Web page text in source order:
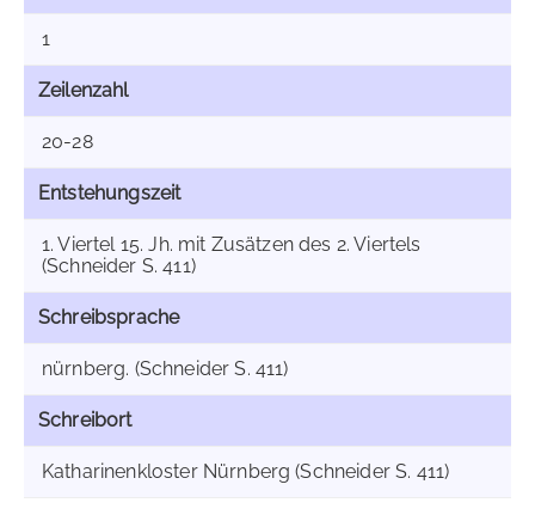
1
Zeilenzahl
20-28
Entstehungszeit
1. Viertel 15. Jh. mit Zusätzen des 2. Viertels
(Schneider S. 411)
Schreibsprache
nürnberg. (Schneider S. 411)
Schreibort
Katharinenkloster Nürnberg (Schneider S. 411)